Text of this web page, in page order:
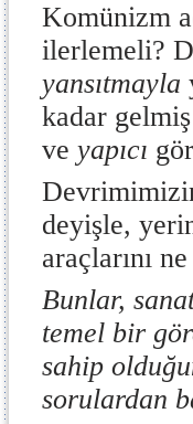
Komünizm
ilerlemeli?
yansıtmayla
kadar
ve yapıcı
deyişle,
araçlarını
Bunlar,
temel bir
sahip
sorulardan